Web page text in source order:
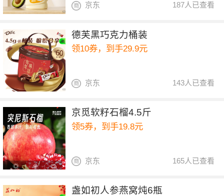
187人已查看
京东
德芙黑巧克力桶装
领10券，到手29.9元
143人已查看
京东
京觅软籽石榴4.5斤
领5券，到手19.8元
165人已查看
京东
盏如初人参燕窝炖6瓶